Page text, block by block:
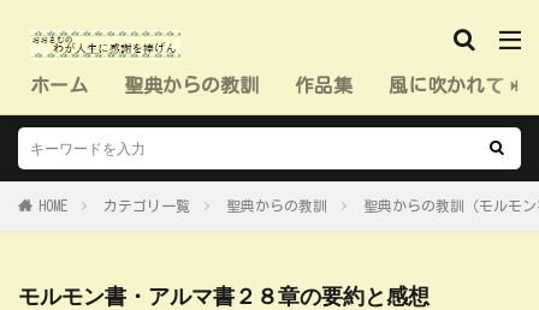
ホーム 聖典からの教訓 作品集 風に吹かれて（
HOME カテゴリ一覧 聖典からの教訓 聖典からの教訓（モルモ
モルモン書・アルマ書２８章の要約と感想